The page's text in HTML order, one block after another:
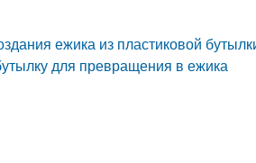
ежика из пластиковой
для превращения в ежика